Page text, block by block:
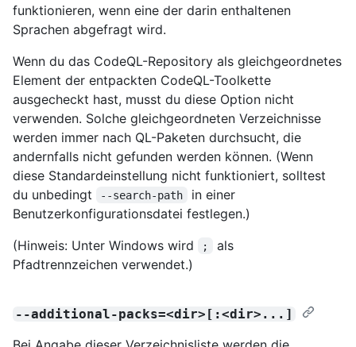
funktionieren, wenn eine der darin enthaltenen
Sprachen abgefragt wird.
Wenn du das CodeQL-Repository als gleichgeordnetes
Element der entpackten CodeQL-Toolkette
ausgecheckt hast, musst du diese Option nicht
verwenden. Solche gleichgeordneten Verzeichnisse
werden immer nach QL-Paketen durchsucht, die
andernfalls nicht gefunden werden können. (Wenn
diese Standardeinstellung nicht funktioniert, solltest
du unbedingt
--search-path
in einer
Benutzerkonfigurationsdatei festlegen.)
(Hinweis: Unter Windows wird
;
als
Pfadtrennzeichen verwendet.)
--additional-packs=<dir>[:<dir>...]